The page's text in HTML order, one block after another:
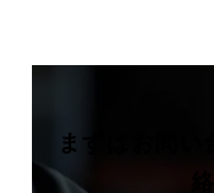
まずはお問い